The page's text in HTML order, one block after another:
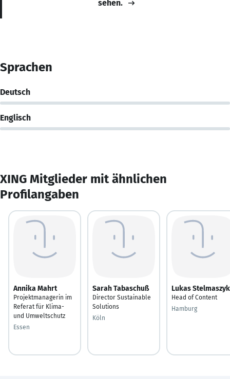
sehen.
Sprachen
Deutsch
Englisch
XING Mitglieder mit ähnlichen
Profilangaben
Annika Mahrt
Projektmanagerin im
Referat für Klima-
und Umweltschutz
Essen
Sarah Tabaschuß
Director Sustainable
Solutions
Köln
Lukas Stelmaszyk
Head of Content
Hamburg